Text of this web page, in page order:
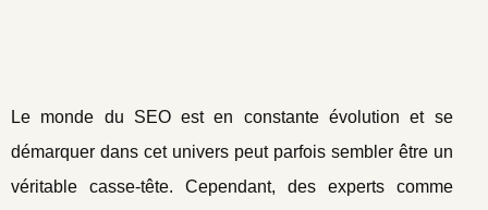
Le monde du SEO est en constante évolution et se
démarquer dans cet univers peut parfois sembler être un
véritable casse-tête. Cependant, des experts comme